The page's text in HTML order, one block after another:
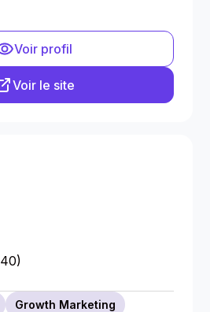
Voir profil
Voir le site
40)
Growth Marketing